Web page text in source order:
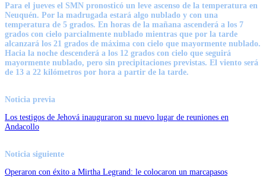
Para el jueves el SMN pronosticó un leve ascenso de la temperatura en
Neuquén. Por la madrugada estará algo nublado y con una
temperatura de 5 grados. En horas de la mañana ascenderá a los 7
grados con cielo parcialmente nublado mientras que por la tarde
alcanzará los 21 grados de máxima con cielo que mayormente nublado.
Hacia la noche descenderá a los 12 grados con cielo que seguirá
mayormente nublado, pero sin precipitaciones previstas. El viento será
de 13 a 22 kilómetros por hora a partir de la tarde.
Noticia previa
Los testigos de Jehová inauguraron su nuevo lugar de reuniones en
Andacollo
Noticia siguiente
Operaron con éxito a Mirtha Legrand: le colocaron un marcapasos